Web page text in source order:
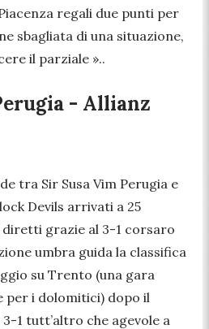
regali due punti per
sbagliata di una situazione,
il parziale »..
- Allianz
tra Sir Susa Vim Perugia e
Devils arrivati a 25
grazie al 3-1 corsaro
umbra guida la classifica
su Trento (una gara
per i dolomitici) dopo il
1 tutt’altro che agevole a